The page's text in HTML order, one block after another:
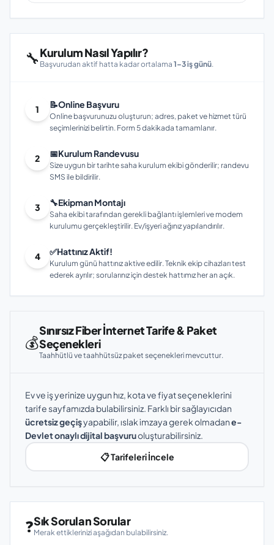
🔧Kurulum Nasıl Yapılır?
Başvurudan aktif hatta kadar ortalama 1–3 iş günü.
1 📝Online Başvuru
Online başvurunuzu oluşturun; adres, paket ve hizmet türü
seçimlerinizi belirtin. Form 5 dakikada tamamlanır.
2 📅Kurulum Randevusu
Size uygun bir tarihte saha kurulum ekibi gönderilir; randevu
SMS ile bildirilir.
3 🔧Ekipman Montajı
Saha ekibi tarafından gerekli bağlantı işlemleri ve modem
kurulumu gerçekleştirilir. Ev/işyeri ağınız yapılandırılır.
4 ✅Hattınız Aktif!
Kurulum günü hattınız aktive edilir. Teknik ekip cihazları test
ederek ayrılır; sorularınız için destek hattımız her an açık.
💰
Sınırsız Fiber İnternet Tarife & Paket
Seçenekleri
Taahhütlü ve taahhütsüz paket seçenekleri mevcuttur.
Ev ve iş yerinize uygun hız, kota ve fiyat seçeneklerini
tarife sayfamızda bulabilirsiniz. Farklı bir sağlayıcıdan
ücretsiz geçişyapabilir, ıslak imzaya gerek olmadane-
Devlet onaylı dijital başvuruoluşturabilirsiniz.
📋 Tarifeleri İncele
❓Sık Sorulan Sorular
Merak ettiklerinizi aşağıdan bulabilirsiniz.